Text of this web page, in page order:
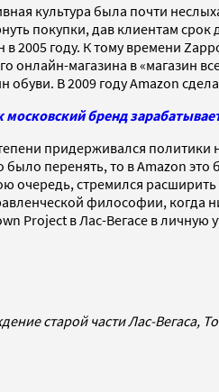
культура была почти
покупки, дав клиентам
в 2005 году. К тому времени
онлайн-магазина в «магазин
В 2009 году Amazon
московский бренд
придерживался политики
было перенять, то в Amazon
очередь, стремился
философии,
Project в Лас-Вегасе в
старой части Лас-Вегаса,